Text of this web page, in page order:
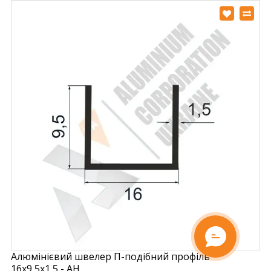
Алюмінієвий швелер П-подібний профіль